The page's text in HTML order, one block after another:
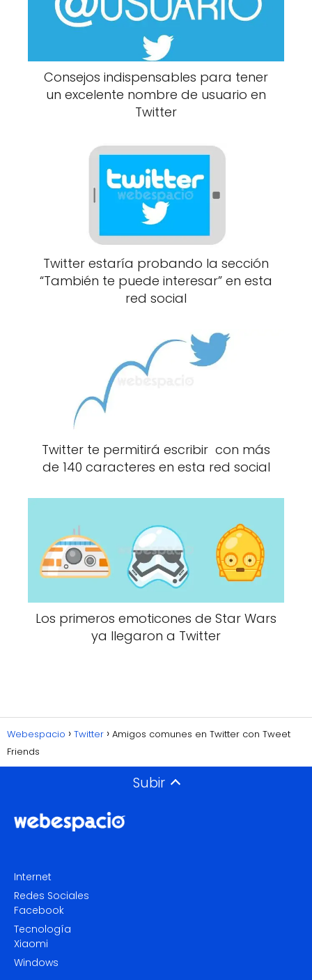
Consejos indispensables para tener
un excelente nombre de usuario en
Twitter
Twitter estaría probando la sección
“También te puede interesar” en esta
red social
Twitter te permitirá escribir con más
de 140 caracteres en esta red social
Los primeros emoticones de Star Wars
ya llegaron a Twitter
Webespacio Twitter
Amigos comunes en Twitter con Tweet
Friends
Subir
Internet
Redes Sociales
Facebook
Tecnología
Xiaomi
Windows